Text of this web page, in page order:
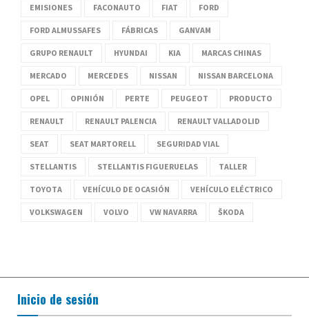
EMISIONES FACONAUTO FIAT FORD
FORD ALMUSSAFES FÁBRICAS GANVAM
GRUPO RENAULT HYUNDAI KIA MARCAS CHINAS
MERCADO MERCEDES NISSAN NISSAN BARCELONA
OPEL OPINIÓN PERTE PEUGEOT PRODUCTO
RENAULT RENAULT PALENCIA RENAULT VALLADOLID
SEAT SEAT MARTORELL SEGURIDAD VIAL
STELLANTIS STELLANTIS FIGUERUELAS TALLER
TOYOTA VEHÍCULO DE OCASIÓN VEHÍCULO ELÉCTRICO
VOLKSWAGEN VOLVO VW NAVARRA ŠKODA
Inicio de sesión